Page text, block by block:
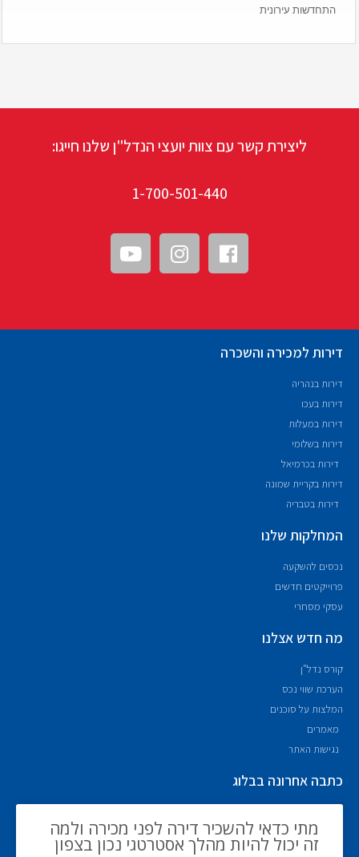
התחדשות עירונית
ליצירת קשר עם צוות יועצי הנדל"ן שלנו חייגו:
1-700-501-440
דירות למכירה והשכרה
דירות בנהריה
דירות בעכו
דירות במעלות
דירות בשלומי
דירות בכרמיאל
דירות בקריית שמונה
דירות בטבריה
המחלקות שלנו
נכסים להשקעה
פרוייקטים חדשים
עסקי מסחרי
מה חדש אצלנו
קורס נדל"ן
הערכת שווי נכס
המלצות על סוכנים
מאמרים
נגישות האתר
כתבה אחרונה בבלוג
מתי כדאי להשכיר דירה לפני מכירה ולמה
זה יכול להיות מהלך אסטרטגי נכון בצפון